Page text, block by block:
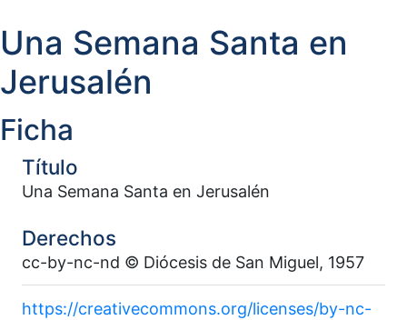
Una Semana Santa en
Jerusalén
Ficha
Título
Una Semana Santa en Jerusalén
Derechos
cc-by-nc-nd © Diócesis de San Miguel, 1957
https://creativecommons.org/licenses/by-nc-